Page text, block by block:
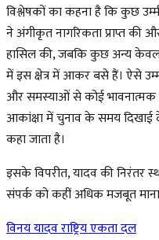
विश्लेषकों का कहना है कि कुछ
ने अंगीकृत नागरिकता प्राप्त की
हासिल की, जबकि कुछ अन्य
में इस क्षेत्र में आकर बसे हैं। ऐसे
और समस्याओं से कोई
आकांक्षा में चुनाव के समय दिखाई
कहा जाता है।
इसके विपरीत, यादव की निरंतर
संपर्क को कहीं अधिक मजबूत माना
विनय यादवराष्ट्रिय एकता दल